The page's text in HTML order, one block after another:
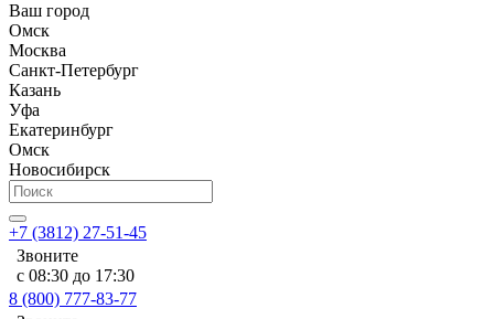
Ваш город
Омск
Москва
Санкт-Петербург
Казань
Уфа
Екатеринбург
Омск
Новосибирск
+7 (3812) 27-51-45
Звоните
с 08:30 до 17:30
8 (800) 777-83-77